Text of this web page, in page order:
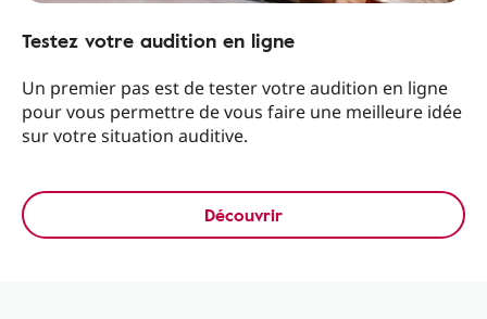
Testez votre audition en ligne
Un premier pas est de tester votre audition en ligne
pour vous permettre de vous faire une meilleure idée
sur votre situation auditive.
Découvrir